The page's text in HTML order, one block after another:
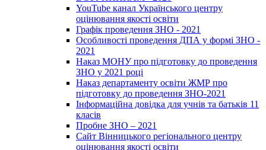
YouTube канал Українського центру
оцінювання якості освіти
Графік проведення ЗНО - 2021
Особливості проведення ДПА у формі ЗНО -
2021
Наказ МОНУ про підготовку до проведення
ЗНО у 2021 році
Наказ департаменту освіти ЖМР про
підготовку до проведення ЗНО-2021
Інформаційна довідка для учнів та батьків 11
класів
Пробне ЗНО – 2021
Сайт Вінницького регіонального центру
оцінювання якості освіти